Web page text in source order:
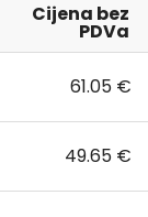
Cijena bez
PDVa
61.05 €
49.65 €